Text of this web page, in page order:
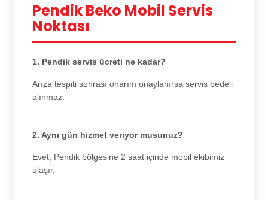
Pendik Beko Mobil Servis
Noktası
1. Pendik servis ücreti ne kadar?
Arıza tespiti sonrası onarım onaylanırsa servis bedeli
alınmaz.
2. Aynı gün hizmet veriyor musunuz?
Evet, Pendik bölgesine 2 saat içinde mobil ekibimiz
ulaşır.